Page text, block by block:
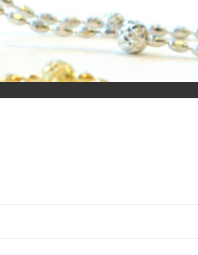
のためのWEBメディアです。 お